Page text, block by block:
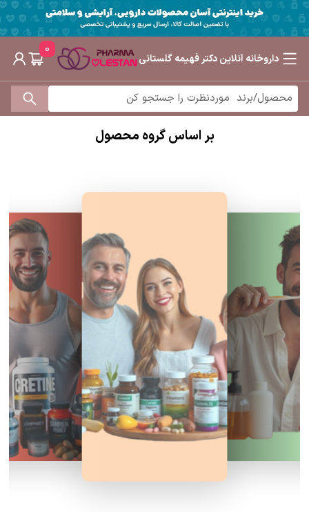
داروخانه آنلاین دکتر فهیمه گلستانی
0
بر اساس گروه محصول